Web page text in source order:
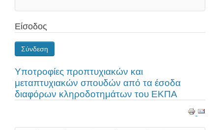
Είσοδος
Σύνδεση
Υποτροφίες προπτυχιακών και
μεταπτυχιακών σπουδών από τα έσοδα
διαφόρων κληροδοτημάτων του ΕΚΠΑ